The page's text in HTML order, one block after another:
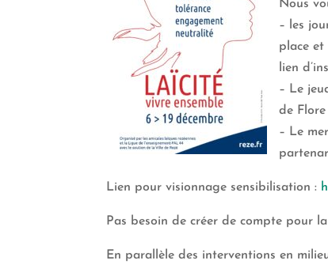
Nous
– les
place et
lien
– Le
de
– Le
Lien pour visionnage sensibilisation :
Pas besoin de créer de compte pour
En parallèle des interventions en